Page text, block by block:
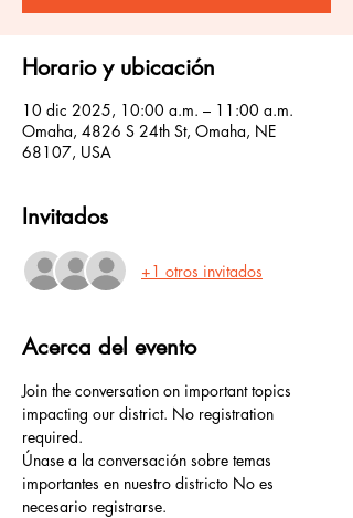
Horario y ubicación
10 dic 2025, 10:00 a.m. – 11:00 a.m.
Omaha, 4826 S 24th St, Omaha, NE
68107, USA
Invitados
+1 otros invitados
Acerca del evento
Join the conversation on important topics
impacting our district. No registration
required.
Únase a la conversación sobre temas
importantes en nuestro districto No es
necesario registrarse.